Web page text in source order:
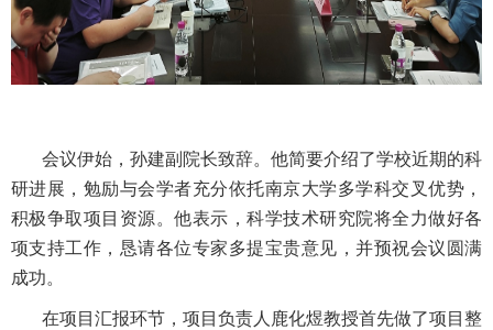
会议伊始，孙建副院长致辞。他简要介绍了学校近期的科
研进展，勉励与会学者充分依托南京大学多学科交叉优势，
积极争取项目资源。他表示，科学技术研究院将全力做好各
项支持工作，恳请各位专家多提宝贵意见，并预祝会议圆满
成功。
在项目汇报环节，项目负责人鹿化煜教授首先做了项目整